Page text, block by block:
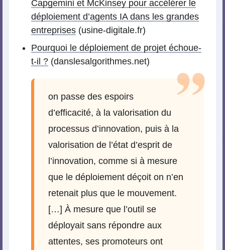
Capgemini et McKinsey pour accélérer le
déploiement d’agents IA dans les grandes
entreprises (usine-digitale.fr)
Pourquoi le déploiement de projet échoue-
t-il ? (danslesalgorithmes.net)
on passe des espoirs
d’efficacité, à la valorisation du
processus d’innovation, puis à la
valorisation de l’état d’esprit de
l’innovation, comme si à mesure
que le déploiement déçoit on n’en
retenait plus que le mouvement.
[…] À mesure que l’outil se
déployait sans répondre aux
attentes, ses promoteurs ont